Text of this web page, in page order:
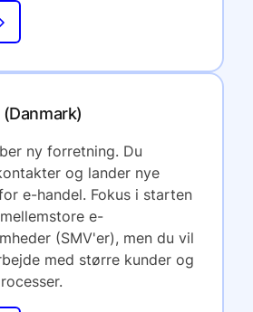
ny forretning. Du
og lander nye
e-handel. Fokus i starten
e-
(SMV'er), men du vil
med større kunder og